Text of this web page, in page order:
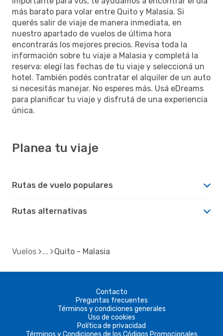
más barato para volar entre Quito y Malasia. Si
querés salir de viaje de manera inmediata, en
nuestro apartado de vuelos de última hora
encontrarás los mejores precios. Revisa toda la
información sobre tu viaje a Malasia y completá la
reserva: elegí las fechas de tu viaje y seleccioná un
hotel. También podés contratar el alquiler de un auto
si necesitás manejar. No esperes más. Usá eDreams
para planificar tu viaje y disfrutá de una experiencia
única.
Planea tu viaje
Rutas de vuelo populares
Rutas alternativas
Vuelos Quito - Malasia
Contacto
Preguntas frecuentes
Términos y condiciones generales
Uso de cookies
Política de privacidad
Términos y Condiciones de los Códigos Promocionales